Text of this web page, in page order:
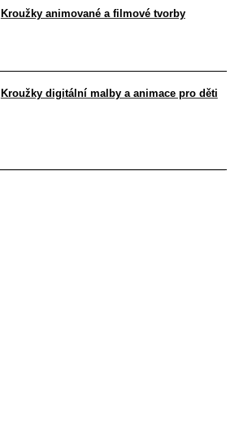
Kroužky animované a filmové tvorby
Kroužky digitální malby a animace pro děti